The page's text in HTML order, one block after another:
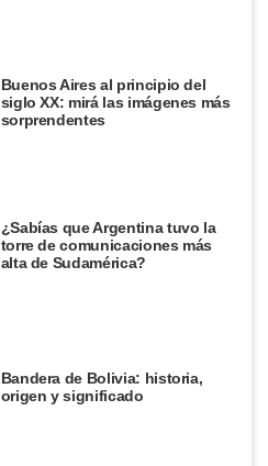
Buenos Aires al principio del
siglo XX: mirá las imágenes más
sorprendentes
¿Sabías que Argentina tuvo la
torre de comunicaciones más
alta de Sudamérica?
Bandera de Bolivia: historia,
origen y significado